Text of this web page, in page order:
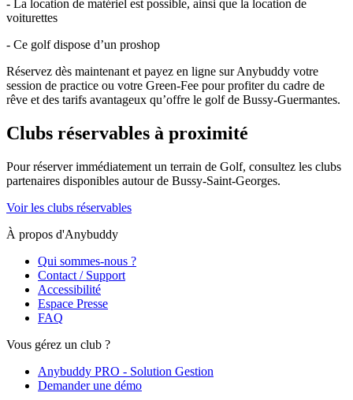
- La location de matériel est possible, ainsi que la location de
voiturettes
- Ce golf dispose d’un proshop
Réservez dès maintenant et payez en ligne sur Anybuddy votre
session de practice ou votre Green-Fee pour profiter du cadre de
rêve et des tarifs avantageux qu’offre le golf de Bussy-Guermantes.
Clubs réservables à proximité
Pour réserver immédiatement un terrain de Golf, consultez les clubs
partenaires disponibles autour de Bussy-Saint-Georges.
Voir les clubs réservables
À propos d'Anybuddy
Qui sommes-nous ?
Contact / Support
Accessibilité
Espace Presse
FAQ
Vous gérez un club ?
Anybuddy PRO - Solution Gestion
Demander une démo